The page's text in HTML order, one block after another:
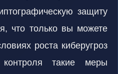
защиту
что только вы можете
роста киберугроз
контроля такие меры